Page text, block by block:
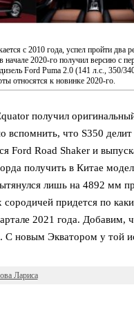
с 2010 года, успел пройти два
2020-го получил версию с
Ford Puma 2.0 (141 л.с., 350/
относятся к новинке 2020-го.
получил
вспомнить, что S350
Ford Road Shaker и
получить в Китае
лишь на 4892 мм
придется по
2021 года. Добавим,
С новым Экватором у той
Лариса